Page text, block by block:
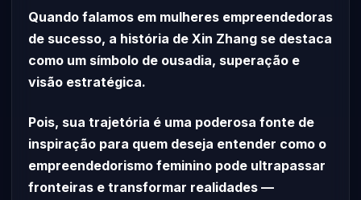
Quando falamos em mulheres empreendedoras
de sucesso, a história de Xin Zhang se destaca
como um símbolo de ousadia, superação e
visão estratégica.
Pois, sua trajetória é uma poderosa fonte de
inspiração para quem deseja entender como o
empreendedorismo feminino pode ultrapassar
fronteiras e transformar realidades —